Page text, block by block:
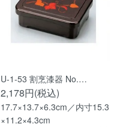
U-1-53 割烹漆器 No.…
2,178円(税込)
17.7×13.7×6.3cm／内寸15.3
×11.2×4.3cm